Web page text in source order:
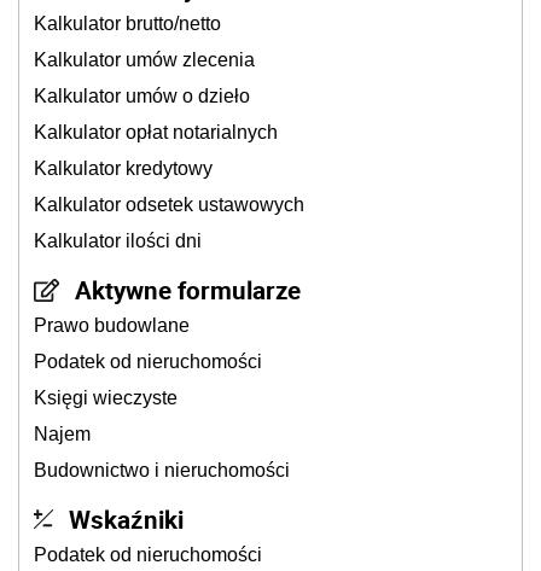
Kalkulator brutto/netto
Kalkulator umów zlecenia
Kalkulator umów o dzieło
Kalkulator opłat notarialnych
Kalkulator kredytowy
Kalkulator odsetek ustawowych
Kalkulator ilości dni
Aktywne formularze
Prawo budowlane
Podatek od nieruchomości
Księgi wieczyste
Najem
Budownictwo i nieruchomości
Wskaźniki
Podatek od nieruchomości